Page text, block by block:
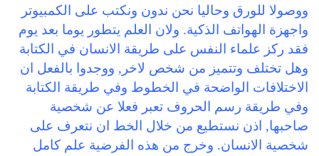
ووصولا للورق وحاليا نحن ندون ونكتب على الكمبيوتر
واجهزة الهواتف الذكية. ولان العلم يتطور يوما بعد يوم
فقد ركز علماء النفس على طريقة الانسان في الكتابة
وهل تختلف وتتميز من شخص لاخر, ووجدوا بالفعل ان
الاختلافات الواضحة في الخطوط وفي طريقة الكتابة
وفي طريقة رسم الحروف تعبر فعلا عن شخصية
صاحبها, اذن نستطيع من خلال الخط ان نتعرف على
شخصية الانسان. وخرج من هذه الفرضية علم كامل